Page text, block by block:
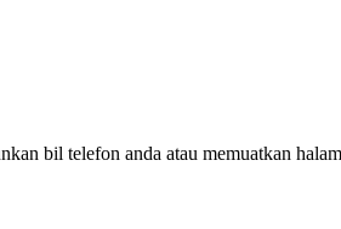
bil telefon anda atau memuatkan